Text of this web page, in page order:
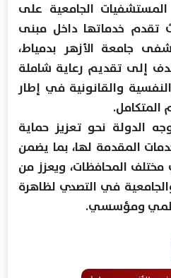
المستشفيات الجامعية على
تقدم خدماتها داخل مبنى
جامعة الأزهر بدمياط،
إلى تقديم رعاية شاملة
والقانونية في إطار
المتكامل.
الدولة نحو تعزيز حماية
المقدمة لها، بما يضمن
مختلف المحافظات، ويعزز من
في التصدي لظاهرة
علمي ومؤسسي.